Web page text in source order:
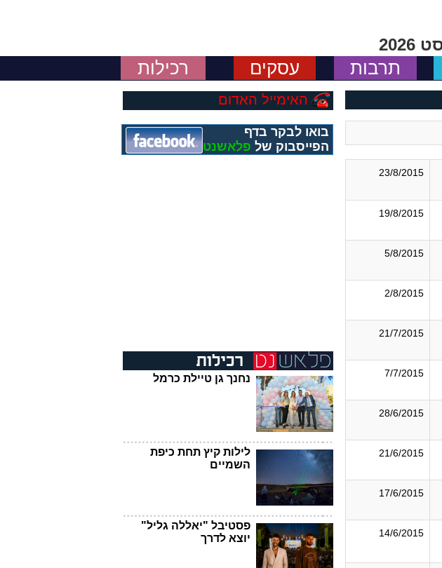
תרבות עסקים רכילות
23/8/2015
19/8/2015
5/8/2015
2/8/2015
21/7/2015
7/7/2015
28/6/2015
21/6/2015
17/6/2015
14/6/2015
האימייל האדום
בואו לבקר בדף
הפייסבוק של פלאשנט
נחנך גן טיילת כרמל
לילות קיץ תחת כיפת
השמיים
פסטיבל "יאללה גליל"
יוצא לדרך